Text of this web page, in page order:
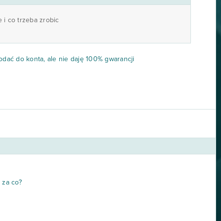
i co trzeba zrobic
do konta, ale nie daję 100% gwarancji
co?